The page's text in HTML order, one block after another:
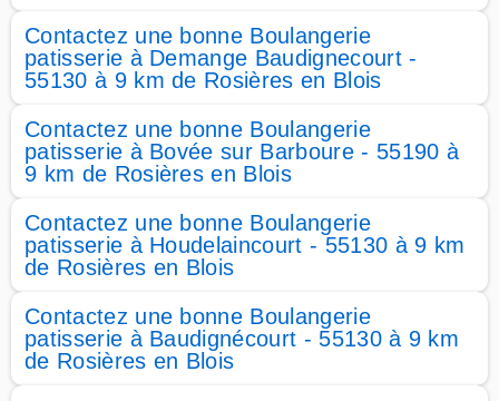
Contactez une bonne Boulangerie
patisserie à Demange Baudignecourt -
55130 à 9 km de Rosières en Blois
Contactez une bonne Boulangerie
patisserie à Bovée sur Barboure - 55190 à
9 km de Rosières en Blois
Contactez une bonne Boulangerie
patisserie à Houdelaincourt - 55130 à 9 km
de Rosières en Blois
Contactez une bonne Boulangerie
patisserie à Baudignécourt - 55130 à 9 km
de Rosières en Blois